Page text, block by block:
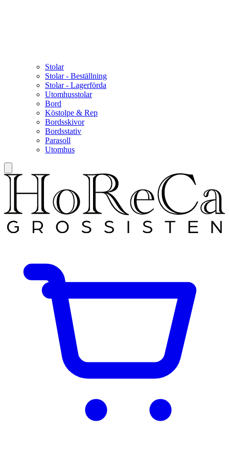
Stolar
Stolar - Beställning
Stolar - Lagerförda
Utomhusstolar
Bord
Köstolpe & Rep
Bordsskivor
Bordsstativ
Parasoll
Utomhus